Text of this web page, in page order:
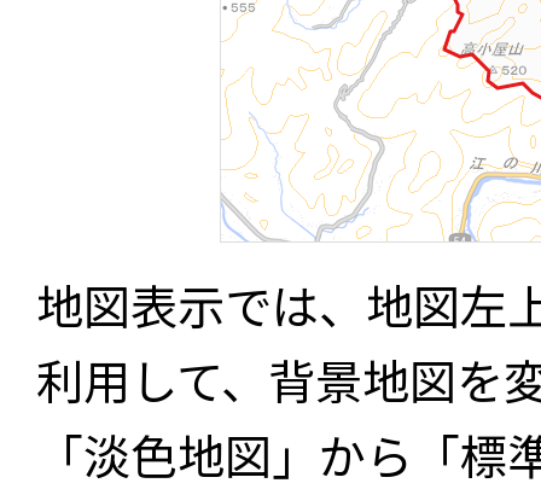
地図表示では、地図左
利用して、背景地図を
「淡色地図」から「